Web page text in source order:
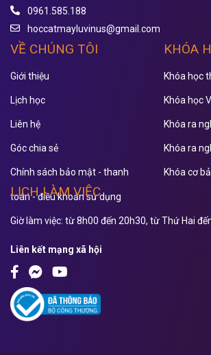
0961.585.188
hoccatmayluvinus@gmail.com
VỀ CHÚNG TÔI
Giới thiệu
Lịch học
Liên hệ
Góc chia sẻ
Chính sách bảo mật - thanh
toán - điều khoản sử dụng
KHÓA
Khóa học
Khóa học
Khóa ra
Khóa ra
Khóa cơ
LỊCH LÀM VIỆC
Giờ làm việc: từ 8h00 đến 20h30, từ Thứ Hai
Liên kết mạng xã hội